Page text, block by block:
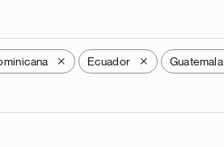
X Ecuador X Guatemala